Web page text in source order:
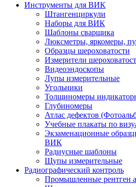
Инструменты для ВИК
Штангенциркули
Наборы для ВИК
Шаблоны сварщика
Люксметры, яркомеры,
Образцы шероховатости
Измерители
Видеоэндоскопы
Лупы измерительные
Угольники
Толщиномеры
Глубиномеры
Атлас дефектов
Учебные плакаты по
Экзаменационные
ВИК
Радиусные шаблоны
Щупы измерительные
Радиографический контроль
Промышленные рентген